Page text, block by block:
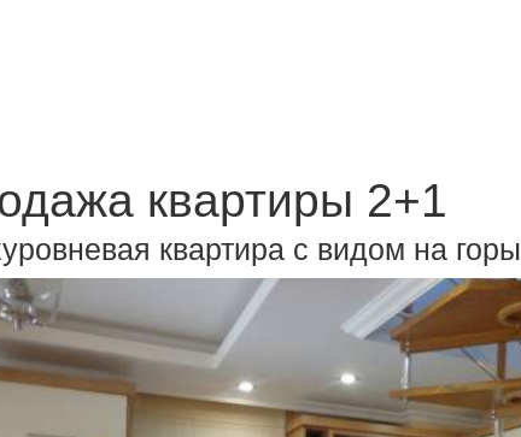
квартиры 2+1
квартира с видом на горы